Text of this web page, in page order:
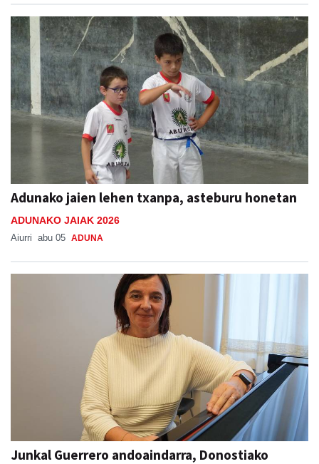
Adunako jaien lehen txanpa, asteburu honetan
ADUNAKO JAIAK 2026
Aiurri abu 05 ADUNA
Junkal Guerrero andoaindarra, Donostiako